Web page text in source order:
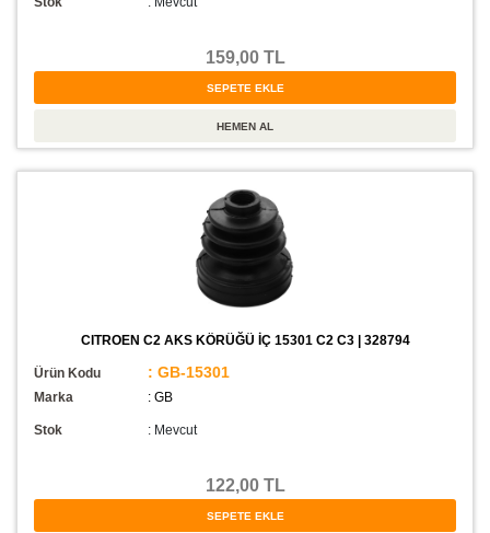
159,00 TL
CITROEN C2 AKS KÖRÜĞÜ İÇ 15301 C2 C3 | 328794
Ürün Kodu : GB-15301
Marka : GB
Stok : Mevcut
122,00 TL